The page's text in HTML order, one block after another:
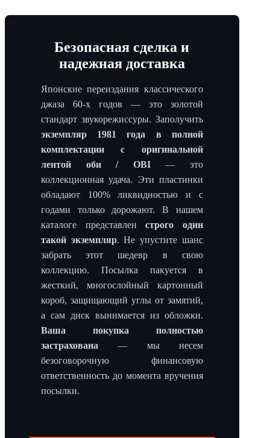
Безопасная сделка и
надежная доставка
Японские переиздания классического
джаза 60-х годов — это золотой
стандарт звукорежиссуры. Заполучить
экземпляр 1981 года в полной
комплектации с оригинальной
лентой оби / OBI— это
коллекционная удача. Эти пластинки
обладают 100% ликвидностью и с
годами только дорожают. В нашем
каталоге представленстрого один
такой экземпляр. Не упустите шанс
забрать этот шедевр в свою
коллекцию. Посылка пакуется в
жесткий, многослойный картонный
короб, защищающий углы от замятий,
а сам диск вынимается из обложки.
Ваша покупка полностью
застрахована — мы несем
безоговорочную финансовую
ответственность до момента вручения
посылки.